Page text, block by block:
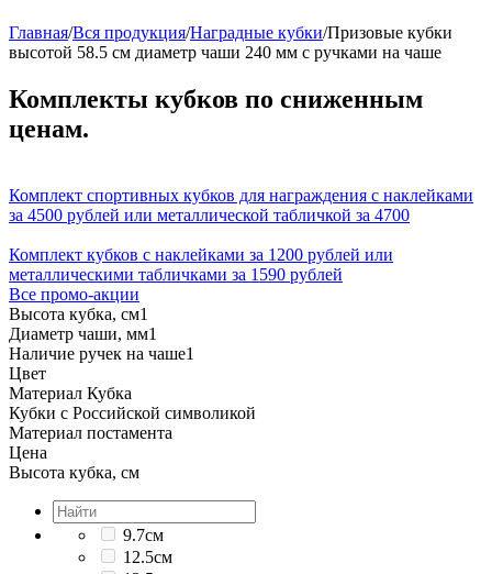
Главная/Вся продукция/Наградные кубки/Призовые кубки
высотой 58.5 см диаметр чаши 240 мм с ручками на чаше
Комплекты кубков по сниженным
ценам.
Комплект спортивных кубков для награждения с наклейками
за 4500 рублей или металлической табличкой за 4700
Комплект кубков с наклейками за 1200 рублей или
металлическими табличками за 1590 рублей
Все промо-акции
Высота кубка, см1
Диаметр чаши, мм1
Наличие ручек на чаше1
Цвет
Материал Кубка
Кубки с Российской символикой
Материал постамента
Цена
Высота кубка, см
9.7см
12.5см